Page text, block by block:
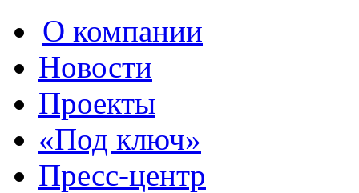
О компании
Новости
Проекты
«Под ключ»
Пресс-центр